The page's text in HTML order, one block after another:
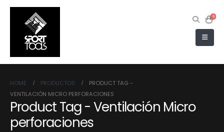
0
HOME PRODUCTOS
PRODUCT TAG -
VENTILACIÓN MICRO PERFORACIONES
Product Tag - Ventilación Micro
perforaciones